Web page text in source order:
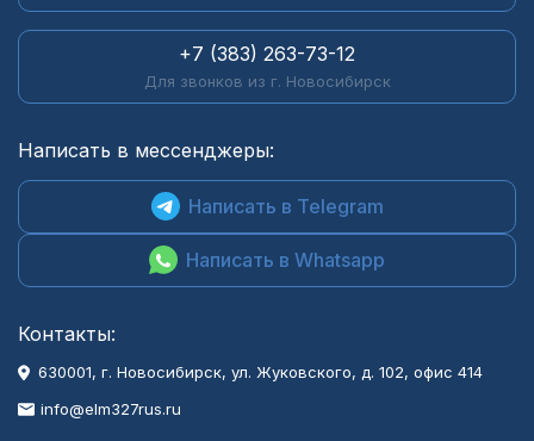
+7 (383) 263-73-12
Для звонков из г. Новосибирск
Написать в мессенджеры:
Написать в Telegram
Написать в Whatsapp
Контакты:
630001, г. Новосибирск, ул. Жуковского, д. 102, офис 414
info@elm327rus.ru